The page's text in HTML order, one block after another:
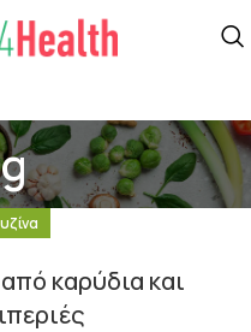
καρύδια και